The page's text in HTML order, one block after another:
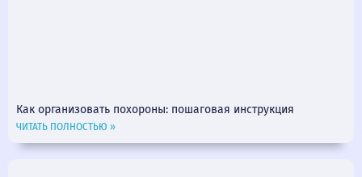
Как организовать похороны: пошаговая инструкция
ЧИТАТЬ ПОЛНОСТЬЮ »